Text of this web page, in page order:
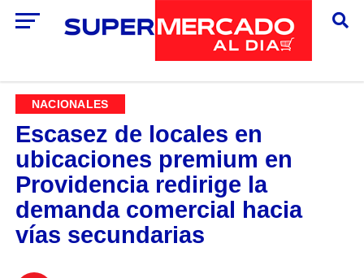
NACIONALES
Escasez de locales en
ubicaciones premium en
Providencia redirige la
demanda comercial hacia
vías secundarias